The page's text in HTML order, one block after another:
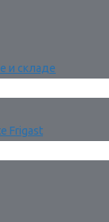
и складе
Frigast